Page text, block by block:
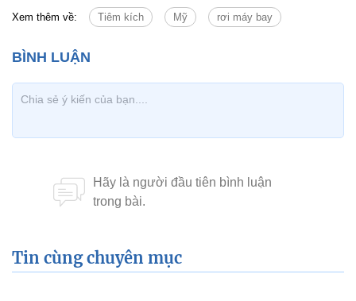
Xem thêm về: Tiêm kích Mỹ rơi máy bay
Tin cùng chuyên mục